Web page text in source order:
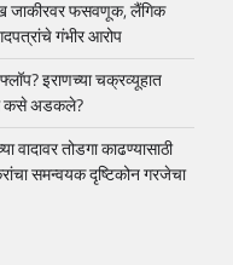
जाकीरवर फसवणूक, लैंगिक
गंभीर आरोप
इराणच्या चक्रव्यूहात
कसे अडकले?
वादावर तोडगा काढण्यासाठी
समन्वयक दृष्टिकोन गरजेचा